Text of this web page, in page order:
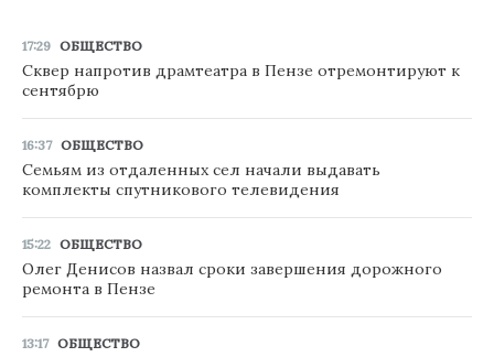
17:29 ОБЩЕСТВО
Сквер напротив драмтеатра в Пензе отремонтируют к
сентябрю
16:37 ОБЩЕСТВО
Семьям из отдаленных сел начали выдавать
комплекты спутникового телевидения
15:22 ОБЩЕСТВО
Олег Денисов назвал сроки завершения дорожного
ремонта в Пензе
13:17 ОБЩЕСТВО